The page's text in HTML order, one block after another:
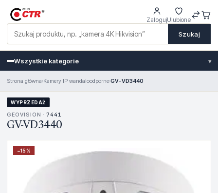
Szukaj
ZalogujUlubione
Wszystkie kategorie ▾
Strona główna›Kamery IP wandaloodporne›GV-VD3440
WYPRZEDAŻ
GEOVISION · 7441
GV-VD3440
−15%